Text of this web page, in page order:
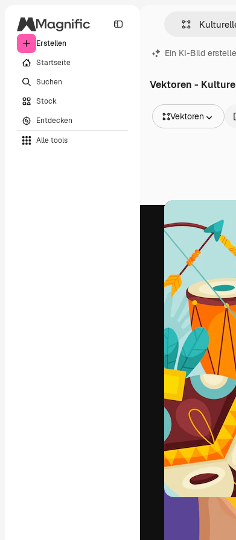
Erstellen
Startseite
Suchen
Stock
Entdecken
Alle tools
Ein KI-Bild
Vektoren -
Vektoren
Videos
Motion Graphics
Videovorlagen
Icons
3D-Modelle
Schriftarten
Die
Arbeit